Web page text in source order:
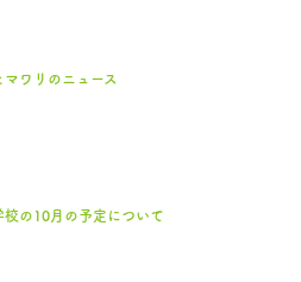
マワリのニュース
校の10月の予定について